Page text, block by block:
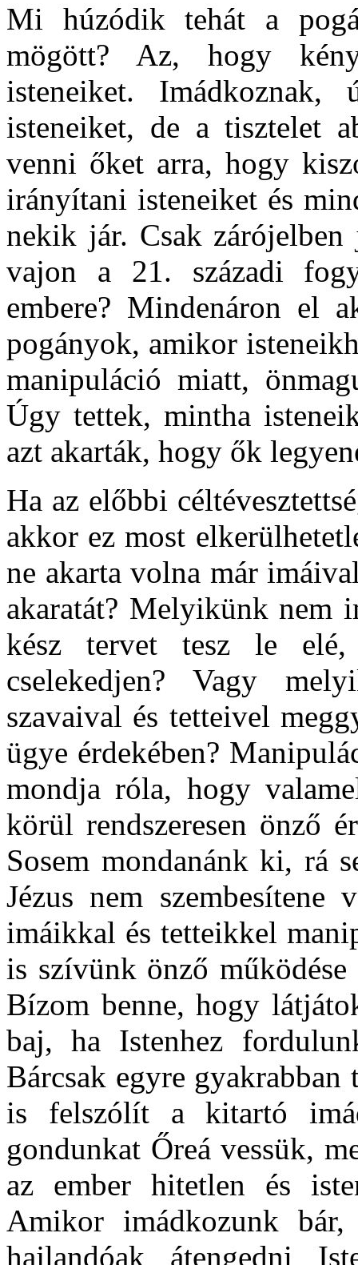
Mi húzódik tehát a
mögött? Az, hogy
isteneiket. Imádkoznak,
isteneiket, de a tisztelet
venni őket arra, hogy
irányítani isteneiket és
nekik jár. Csak
vajon a 21. századi
embere? Mindenáron
pogányok, amikor
manipuláció miatt,
Úgy tettek, mintha
azt akarták, hogy ők
Ha az előbbi
akkor ez most
ne akarta volna már
akaratát? Melyikünk nem
kész tervet tesz le
cselekedjen? Vagy
szavaival és tetteivel
ügye érdekében?
mondja róla, hogy
körül rendszeresen önző
Sosem mondanánk ki, rá
Jézus nem
imáikkal és tetteikkel
is szívünk önző
Bízom benne, hogy
baj, ha Istenhez
Bárcsak egyre
is felszólít a kitartó
gondunkat Őreá vessük,
az ember hitetlen és
Amikor imádkozunk
hajlandóak átengedni